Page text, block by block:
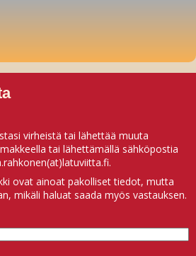
virheistä tai lähettää muuta
tai lähettämällä sähköpostia
ovat ainoat pakolliset tiedot, mutta
mikäli haluat saada myös vastauksen.